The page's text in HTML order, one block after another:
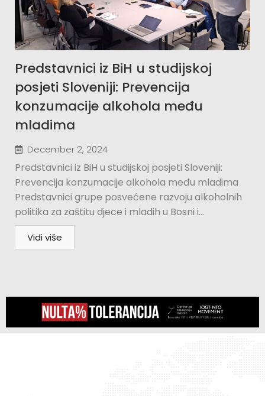
Predstavnici iz BiH u studijskoj
posjeti Sloveniji: Prevencija
konzumacije alkohola među
mladima
December 2, 2024
Predstavnici iz BiH u studijskoj posjeti Sloveniji:
Prevencija konzumacije alkohola među mladima
Predstavnici grupe posvećene razvoju alkoholnih
politika za zaštitu djece i mladih u Bosni i...
Vidi više